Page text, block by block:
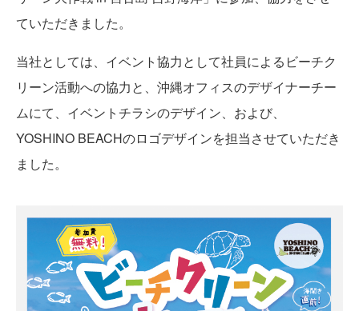
ていただきました。
当社としては、イベント協力として社員によるビーチク
リーン活動への協力と、沖縄オフィスのデザイナーチー
ムにて、イベントチラシのデザイン、および、
YOSHINO BEACHのロゴデザインを担当させていただき
ました。